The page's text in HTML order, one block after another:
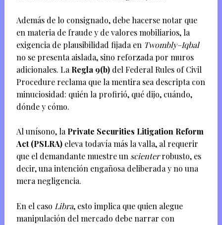
Además de lo consignado, debe hacerse notar que
en materia de fraude y de valores mobiliarios, la
exigencia de plausibilidad fijada en Twombly–Iqbal
no se presenta aislada, sino reforzada por muros
adicionales. La Regla 9(b)del Federal Rules of Civil
Procedure reclama que la mentira sea descripta con
minuciosidad: quién la profirió, qué dijo, cuándo,
dónde y cómo.
Al unísono, laPrivate Securities Litigation Reform
Act (PSLRA)eleva todavía más la valla, al requerir
que el demandante muestre un scienterrobusto, es
decir, una intención engañosa deliberada y no una
mera negligencia.
En el caso Libra, esto implica que quien alegue
manipulación del mercado debe narrar con